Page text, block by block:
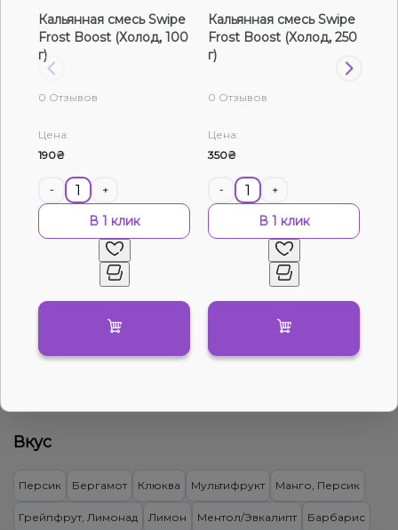
Жидкости для электронных сигарет
Подарочные наборы
Табак Molfar Chill Line Рефрешер (40 г)
Вкус
Персик Бергамот Клюква Мультифрукт Манго, Персик
Грейпфрут, Лимонад Лимон Ментол/Эвкалипт Барбарис
Кальянная смесь Swipe
Frost Boost (Холод, 100
г)
0 Отзывов
Цена:
190₴
- +
В 1 клик
Кальянная смесь Swipe
Frost Boost (Холод, 250
г)
0 Отзывов
Цена:
350₴
- +
В 1 клик